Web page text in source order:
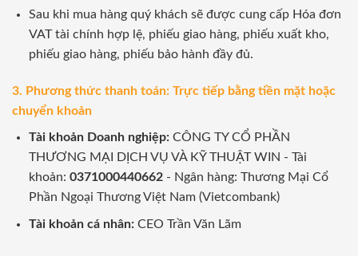
Sau khi mua hàng quý khách sẽ được cung cấp Hóa đơn
VAT tài chính hợp lệ, phiếu giao hàng, phiếu xuất kho,
phiếu giao hàng, phiếu bảo hành đầy đủ.
3. Phương thức thanh toán: Trực tiếp bằng tiền mặt hoặc
chuyển khoản
Tài khoản Doanh nghiệp:CÔNG TY CỔ PHẦN
THƯƠNG MẠI DỊCH VỤ VÀ KỸ THUẬT WIN - Tài
khoản: 0371000440662- Ngân hàng: Thương Mại Cổ
Phần Ngoại Thương Việt Nam (Vietcombank)
Tài khoản cá nhân: CEO Trần Văn Lãm